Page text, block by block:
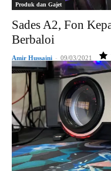
Produk dan Gajet
Sades A2, Fon
Berbaloi
Amir Hussaini - 09/03/2021